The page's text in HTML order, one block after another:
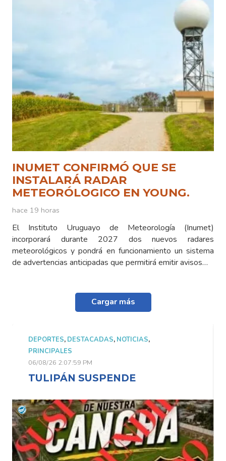
INUMET CONFIRMÓ QUE SE
INSTALARÁ RADAR
METEORÓLOGICO EN YOUNG.
hace 19 horas
El Instituto Uruguayo de Meteorología (Inumet)
incorporará durante 2027 dos nuevos radares
meteorológicos y pondrá en funcionamiento un sistema
de advertencias anticipadas que permitirá emitir avisos…
Cargar más
DEPORTES, DESTACADAS, NOTICIAS,
PRINCIPALES
06/08/26 2:07:59 PM
TULIPÁN SUSPENDE